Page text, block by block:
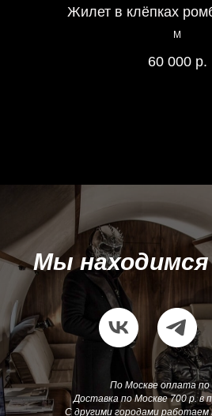
Жилет в клёпках
М
60 000 р.
Мы находимся
По Москве оплата
Доставка по Москве 700 р. в
С другими городами работаем